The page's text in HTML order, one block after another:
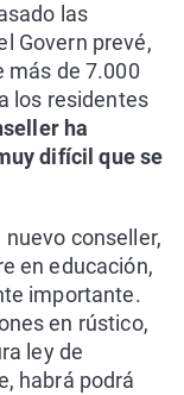
las
Govern prevé,
más de 7.000
los residentes
ha
difícil que se
nuevo conseller,
en educación,
importante.
en rústico,
ley de
habrá podrá